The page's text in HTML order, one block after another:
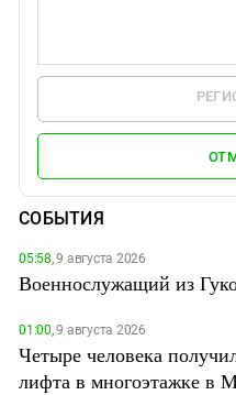
СОБЫТИЯ
05:58,9 августа 2026
Военнослужащий из
01:00,9 августа 2026
Четыре человека
лифта в многоэтажке в